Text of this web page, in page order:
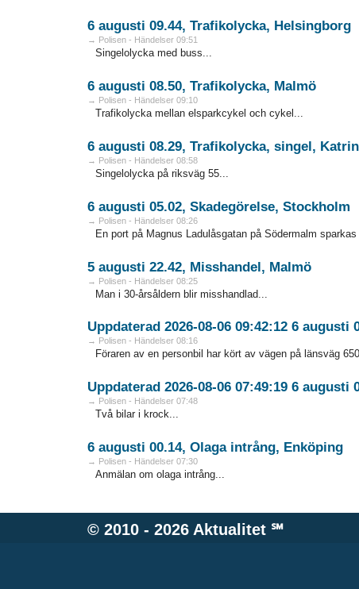
6 augusti 09.44, Trafikolycka, Helsingborg
→ Polisen - Händelser 09:51
Singelolycka med buss...
6 augusti 08.50, Trafikolycka, Malmö
→ Polisen - Händelser 09:10
Trafikolycka mellan elsparkcykel och cykel...
6 augusti 08.29, Trafikolycka, singel,
→ Polisen - Händelser 08:58
Singelolycka på riksväg 55...
6 augusti 05.02, Skadegörelse, Stockholm
→ Polisen - Händelser 08:26
En port på Magnus Ladulåsgatan på Södermalm sparkas
5 augusti 22.42, Misshandel, Malmö
→ Polisen - Händelser 08:25
Man i 30-årsåldern blir misshandlad...
Uppdaterad 2026-08-06 09:42:12 6 augusti
→ Polisen - Händelser 08:16
Föraren av en personbil har kört av vägen på länsväg
Uppdaterad 2026-08-06 07:49:19 6
→ Polisen - Händelser 07:48
Två bilar i krock...
6 augusti 00.14, Olaga intrång, Enköping
→ Polisen - Händelser 07:30
Anmälan om olaga intrång...
© 2010 - 2026 Aktualitet℠